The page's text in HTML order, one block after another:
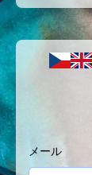
メール